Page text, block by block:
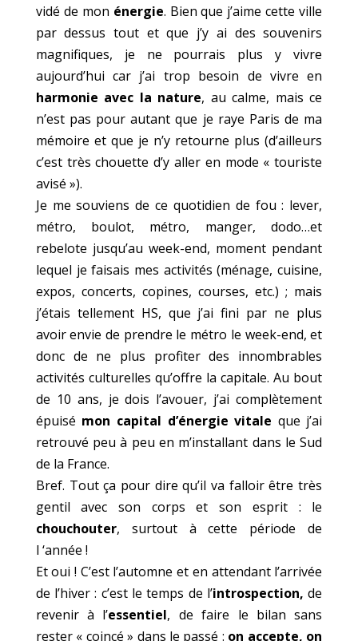
vidé de mon énergie. Bien que j’aime cette ville
par dessus tout et que j’y ai des souvenirs
magnifiques, je ne pourrais plus y vivre
aujourd’hui car j’ai trop besoin de vivre en
harmonie avec la nature, au calme, mais ce
n’est pas pour autant que je raye Paris de ma
mémoire et que je n’y retourne plus (d’ailleurs
c’est très chouette d’y aller en mode « touriste
avisé »).
Je me souviens de ce quotidien de fou : lever,
métro, boulot, métro, manger, dodo…et
rebelote jusqu’au week-end, moment pendant
lequel je faisais mes activités (ménage, cuisine,
expos, concerts, copines, courses, etc.) ; mais
j’étais tellement HS, que j’ai fini par ne plus
avoir envie de prendre le métro le week-end, et
donc de ne plus profiter des innombrables
activités culturelles qu’offre la capitale. Au bout
de 10 ans, je dois l’avouer, j’ai complètement
épuisé mon capital d’énergie vitale que j’ai
retrouvé peu à peu en m’installant dans le Sud
de la France.
Bref. Tout ça pour dire qu’il va falloir être très
gentil avec son corps et son esprit : le
chouchouter, surtout à cette période de
l ‘année !
Et oui ! C’est l’automne et en attendant l’arrivée
de l’hiver : c’est le temps de l’introspection, de
revenir à l’essentiel, de faire le bilan sans
rester « coincé » dans le passé : on accepte, on